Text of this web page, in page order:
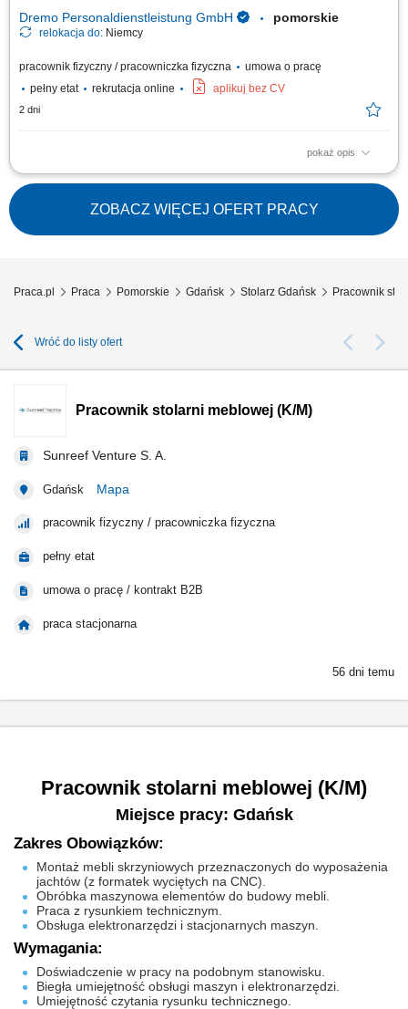
Dremo Personaldienstleistung GmbH pomorskie
relokacja do: Niemcy
pracownik fizyczny / pracowniczka fizyczna
umowa o pracę
pełny etat
rekrutacja online aplikuj bez CV
2 dni
pokaż opis
Obowiązki: wykonywanie drewnianych schodów; montaż elementów w
warsztacie (schody, ściany, okna, drzwi, okładziny ścienne itp.) osadzanie
okien w gotowych elementach ściennych; obsługa maszyn; obróbka i
wykończenie powierzchni drewnianych; Wymagania: wykształcenie
zawodowe lub...
ZOBACZ WIĘCEJ OFERT PRACY
Praca.pl Praca Pomorskie Gdańsk Stolarz Gdańsk Pracownik
Wróć do listy ofert
Pracownik stolarni meblowej (K/M)
Sunreef Venture S. A.
Gdańsk Mapa
pracownik fizyczny / pracowniczka fizyczna
pełny etat
umowa o pracę / kontrakt B2B
praca stacjonarna
56 dni temu
Pracownik stolarni meblowej (K/M)
Miejsce pracy: Gdańsk
Zakres Obowiązków:
Montaż mebli skrzyniowych przeznaczonych do wyposażenia
jachtów (z formatek wyciętych na CNC).
Obróbka maszynowa elementów do budowy mebli.
Praca z rysunkiem technicznym.
Obsługa elektronarzędzi i stacjonarnych maszyn.
Wymagania:
Doświadczenie w pracy na podobnym stanowisku.
Biegła umiejętność obsługi maszyn i elektronarzędzi.
Umiejętność czytania rysunku technicznego.